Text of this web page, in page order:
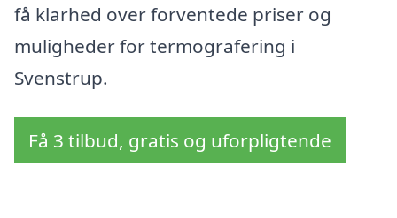
få klarhed over forventede priser og
muligheder for termografering i
Svenstrup.
Få 3 tilbud, gratis og uforpligtende